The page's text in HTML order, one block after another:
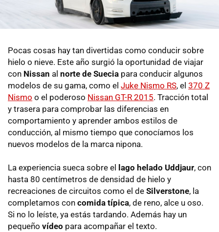
Pocas cosas hay tan divertidas como conducir sobre
hielo o nieve. Este año surgió la oportunidad de viajar
con Nissan al norte de Suecia para conducir algunos
modelos de su gama, como el Juke Nismo RS, el 370 Z
Nismo o el poderoso Nissan GT-R 2015. Tracción total
y trasera para comprobar las diferencias en
comportamiento y aprender ambos estilos de
conducción, al mismo tiempo que conocíamos los
nuevos modelos de la marca nipona.
La experiencia sueca sobre el lago helado Uddjaur, con
hasta 80 centímetros de densidad de hielo y
recreaciones de circuitos como el de Silverstone, la
completamos con comida típica, de reno, alce u oso.
Si no lo leíste, ya estás tardando. Además hay un
pequeño vídeo para acompañar el texto.